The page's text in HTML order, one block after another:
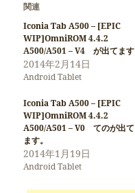
関連
Iconia Tab A500 – [EPIC
WIP]OmniROM 4.4.2
A500/A501 – V4 が出てます
2014年2月14日
Android Tablet
Iconia Tab A500 – [EPIC
WIP]OmniROM 4.4.2
A500/A501 – V0 てのが出て
ます。
2014年1月19日
Android Tablet